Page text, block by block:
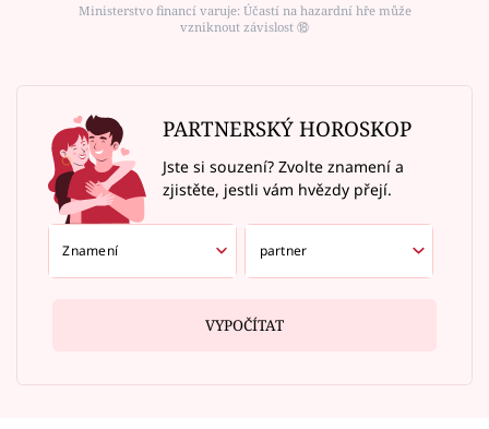
Ministerstvo financí varuje: Účastí na hazardní hře může
vzniknout závislost ⑱
PARTNERSKÝ HOROSKOP
Jste si souzení? Zvolte znamení a
zjistěte, jestli vám hvězdy přejí.
VYPOČÍTAT